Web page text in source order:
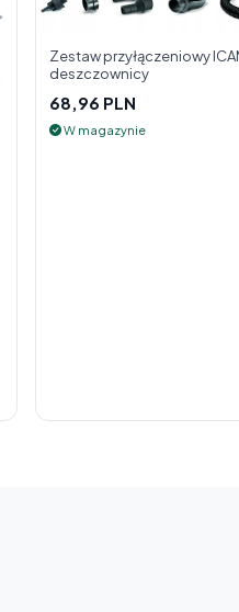
Zestaw przyłączeniowy
deszczownicy
68,96 PLN
W magazynie